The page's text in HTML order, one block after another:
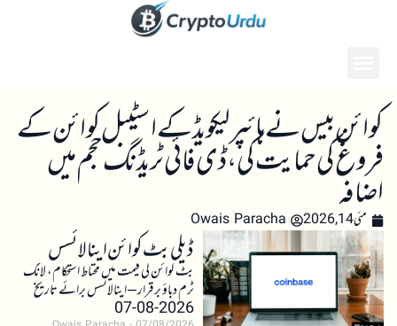
کوائن بیس نے ہائپرلیکویڈ کے اسٹیبل کوائن کے
فروغ کی حمایت کی، ڈی فائی ٹریڈنگ حجم میں
اضافہ
مئی 14, 2026 Owais Paracha
ڈیلی بٹ کوائن اینالائسس
بٹ کوائن کی قیمت میں محتاط استحکام، لانگ
ٹرم دباؤ برقرار – اینالائسس برائے تاریخ
2026-08-07